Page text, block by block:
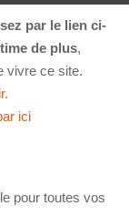
par le lien ci-
de plus,
vivre ce site.
ici
pour toutes vos